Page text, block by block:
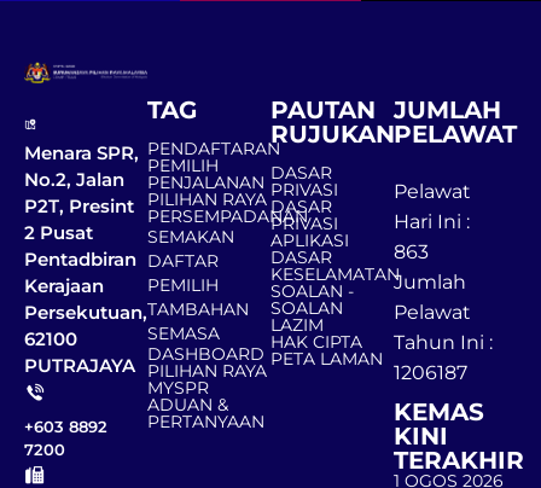
Menara SPR,
No.2, Jalan
P2T, Presint
2 Pusat
Pentadbiran
Kerajaan
Persekutuan,
62100
PUTRAJAYA
+603 8892
7200
TAG
PENDAFTARAN
PEMILIH
PENJALANAN
PILIHAN RAYA
PERSEMPADANAN
SEMAKAN
DAFTAR
PEMILIH
TAMBAHAN
SEMASA
DASHBOARD
PILIHAN RAYA
MYSPR
ADUAN &
PERTANYAAN
PAUTAN
RUJUKAN
DASAR
PRIVASI
DASAR
PRIVASI
APLIKASI
DASAR
KESELAMATAN
SOALAN -
SOALAN
LAZIM
HAK CIPTA
PETA LAMAN
JUMLAH
PELAWAT
Pelawat
Hari Ini :
863
Jumlah
Pelawat
Tahun Ini :
1206187
KEMAS
KINI
TERAKHIR
1 OGOS 2026